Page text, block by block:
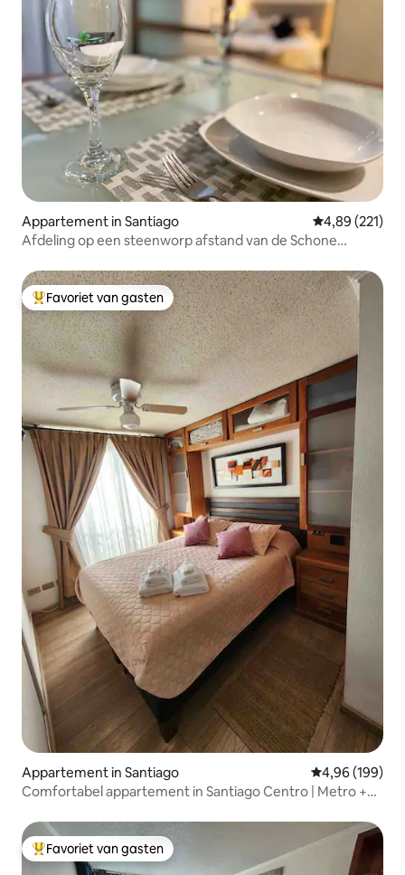
Appartement in Santiago Gemiddelde
4,89 (221)
Afdeling op een steenworp afstand van de Schone
Topfavoriet van gasten
Favoriet van gasten
Appartement in Santiago Gemiddelde
4,96 (199)
Comfortabel appartement in Santiago Centro | Metro +
Topfavoriet van gasten
Favoriet van gasten